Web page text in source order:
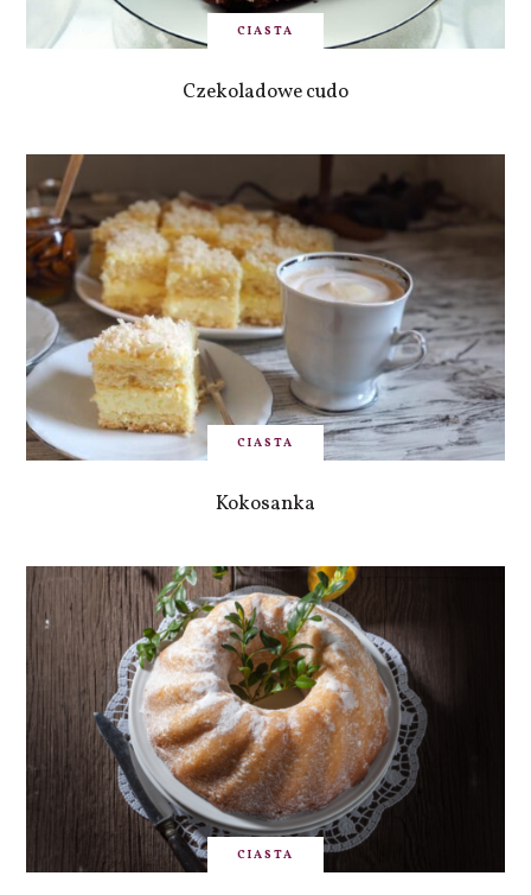
CIASTA
Czekoladowe cudo
CIASTA
Kokosanka
CIASTA